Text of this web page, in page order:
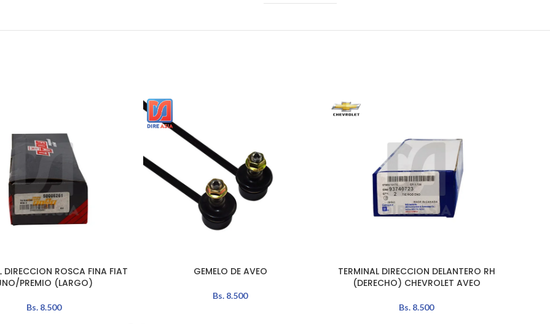
CARRITO
DIRECCION ROSCA FINA FIAT
PREMIO (LARGO)
Bs. 8.500
AÑADIR AL CARRITOGEMELO DE AVEO
Bs. 8.500
AÑADIR AL CARRITO
TERMINAL DIRECCION DELANTERO RH
(DERECHO) CHEVROLET AVEO
Bs. 8.500